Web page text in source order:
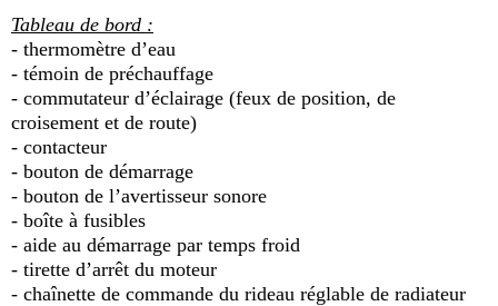
Tableau de bord :
- thermomètre d’eau
- témoin de préchauffage
- commutateur d’éclairage (feux de position, de
croisement et de route)
- contacteur
- bouton de démarrage
- bouton de l’avertisseur sonore
- boîte à fusibles
- aide au démarrage par temps froid
- tirette d’arrêt du moteur
- chaînette de commande du rideau réglable de radiateur